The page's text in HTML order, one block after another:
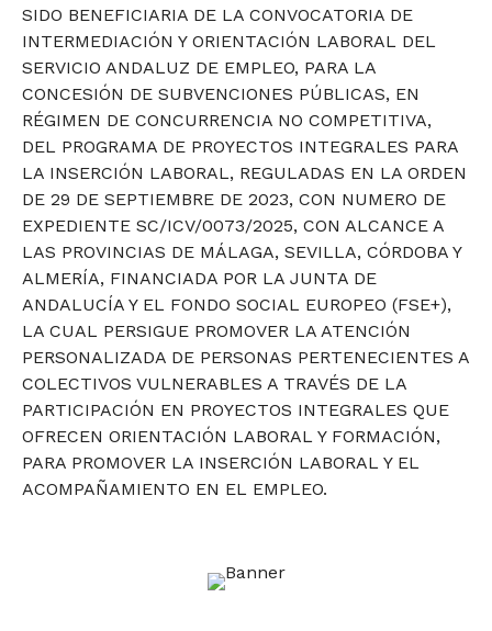
SIDO BENEFICIARIA DE LA CONVOCATORIA DE
INTERMEDIACIÓN Y ORIENTACIÓN LABORAL DEL
SERVICIO ANDALUZ DE EMPLEO, PARA LA
CONCESIÓN DE SUBVENCIONES PÚBLICAS, EN
RÉGIMEN DE CONCURRENCIA NO COMPETITIVA,
DEL PROGRAMA DE PROYECTOS INTEGRALES PARA
LA INSERCIÓN LABORAL, REGULADAS EN LA ORDEN
DE 29 DE SEPTIEMBRE DE 2023, CON NUMERO DE
EXPEDIENTE SC/ICV/0073/2025, CON ALCANCE A
LAS PROVINCIAS DE MÁLAGA, SEVILLA, CÓRDOBA Y
ALMERÍA, FINANCIADA POR LA JUNTA DE
ANDALUCÍA Y EL FONDO SOCIAL EUROPEO (FSE+),
LA CUAL PERSIGUE PROMOVER LA ATENCIÓN
PERSONALIZADA DE PERSONAS PERTENECIENTES A
COLECTIVOS VULNERABLES A TRAVÉS DE LA
PARTICIPACIÓN EN PROYECTOS INTEGRALES QUE
OFRECEN ORIENTACIÓN LABORAL Y FORMACIÓN,
PARA PROMOVER LA INSERCIÓN LABORAL Y EL
ACOMPAÑAMIENTO EN EL EMPLEO.